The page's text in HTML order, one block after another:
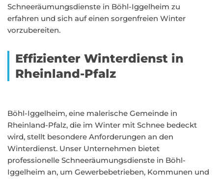
Schneeräumungsdienste in Böhl-Iggelheim zu
erfahren und sich auf einen sorgenfreien Winter
vorzubereiten.
Effizienter Winterdienst in
Rheinland-Pfalz
Böhl-Iggelheim, eine malerische Gemeinde in
Rheinland-Pfalz, die im Winter mit Schnee bedeckt
wird, stellt besondere Anforderungen an den
Winterdienst. Unser Unternehmen bietet
professionelle Schneeräumungsdienste in Böhl-
Iggelheim an, um Gewerbebetrieben, Kommunen und